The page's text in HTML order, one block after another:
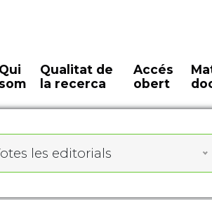
Qui
som
Qualitat de
la recerca
Accés
obert
les editorials